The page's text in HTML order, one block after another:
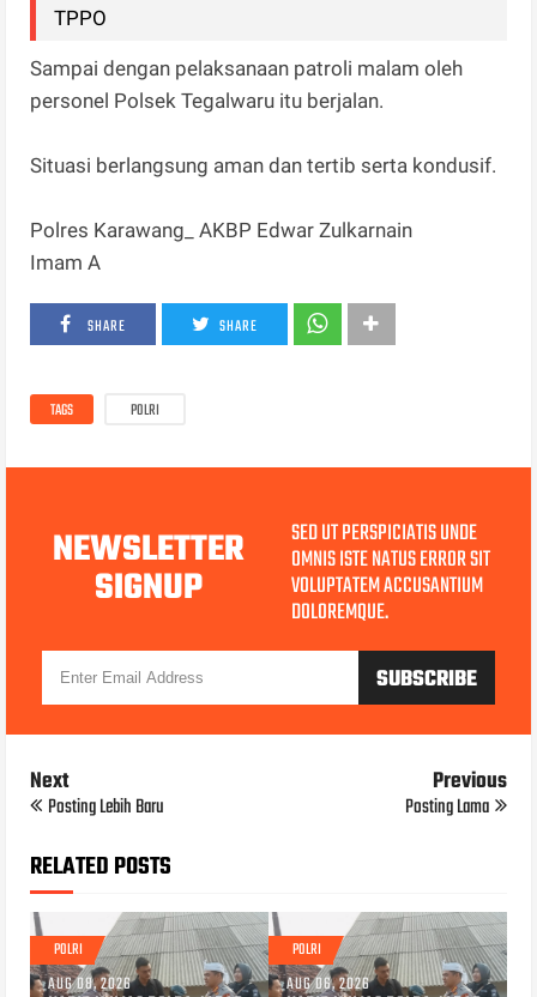
TPPO
Sampai dengan pelaksanaan patroli malam oleh
personel Polsek Tegalwaru itu berjalan.
Situasi berlangsung aman dan tertib serta kondusif.
Polres Karawang_ AKBP Edwar Zulkarnain
Imam A
SHARE SHARE
TAGS POLRI
NEWSLETTER
SIGNUP
SED UT PERSPICIATIS UNDE
OMNIS ISTE NATUS ERROR SIT
VOLUPTATEM ACCUSANTIUM
DOLOREMQUE.
Next
Posting Lebih Baru
Previous
Posting Lama
RELATED POSTS
POLRI
AUG 08, 2026
POLRI
AUG 06, 2026